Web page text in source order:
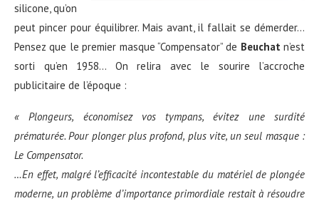
silicone, qu’on
peut pincer pour équilibrer. Mais avant, il fallait se démerder…
Pensez que le premier masque “Compensator” de Beuchat n’est
sorti qu’en 1958… On relira avec le sourire l’accroche
publicitaire de l’époque :
« Plongeurs, économisez vos tympans, évitez une surdité
prématurée. Pour plonger plus profond, plus vite, un seul masque :
Le Compensator.
…En effet, malgré l’efficacité incontestable du matériel de plongée
moderne, un problème d’importance primordiale restait à résoudre